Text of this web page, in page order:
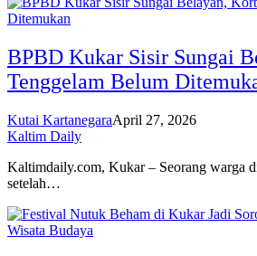
BPBD Kukar Sisir Sungai
Tenggelam Belum
Kutai KartanegaraApril 27, 2026
Kaltim Daily
Kaltimdaily.com, Kukar – Seorang warga
setelah…